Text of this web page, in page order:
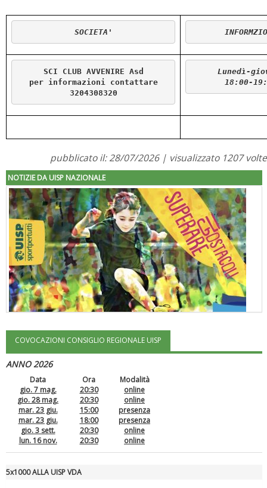
SOCIETA'
SCI CLUB AVVENIRE Asd
per informazioni contattare
3204308320
Lunedì-
18:00-
pubblicato il: 28/07/2026 | visualizzato 1207 volte
NOTIZIE DA UISP NAZIONALE
"Superare gli ostacoli": la relazione di Tiziano Pesce al CN Uisp
COVOCAZIONI CONSIGLIO REGIONALE UISP
ANNO 2026
Data
gio. 7 mag.
gio. 28 mag.
mar. 23 giu.
mar. 23 giu.
gio. 3 sett.
lun. 16 nov.
Ora
20:30
20:30
15:00
18:00
20:30
20:30
Modalità
online
online
presenza
presenza
online
online
5x1000 ALLA UISP VDA